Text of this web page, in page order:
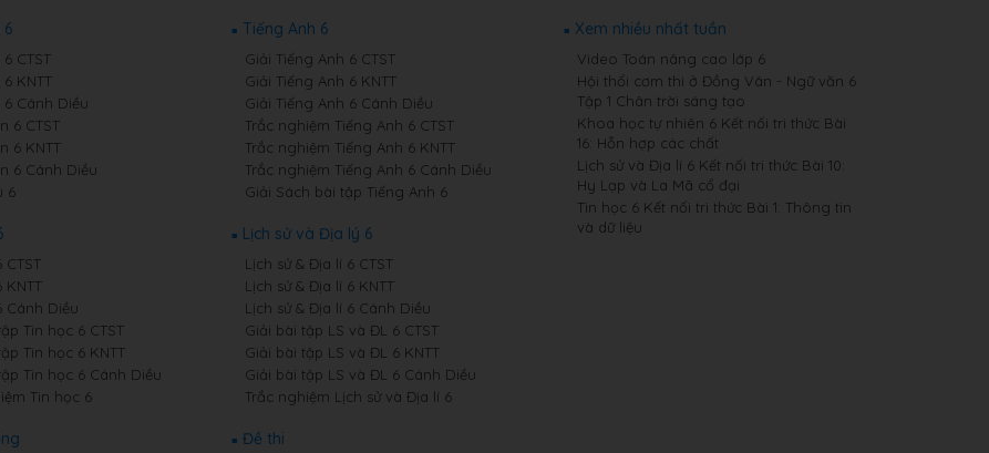
6
CTST
KNTT
Cánh Diều
6 CTST
6 KNTT
6 Cánh Diều
6
Tiếng Anh 6
Giải Tiếng Anh 6 CTST
Giải Tiếng Anh 6 KNTT
Giải Tiếng Anh 6 Cánh Diều
Trắc nghiệm Tiếng Anh 6 CTST
Trắc nghiệm Tiếng Anh 6 KNTT
Trắc nghiệm Tiếng Anh 6 Cánh Diều
Giải Sách bài tập Tiếng Anh 6
CTST
KNTT
Cánh Diều
Tin học 6 CTST
Tin học 6 KNTT
Tin học 6 Cánh Diều
Tin học 6
Lịch sử và Địa lý 6
Lịch sử & Địa lí 6 CTST
Lịch sử & Địa lí 6 KNTT
Lịch sử & Địa lí 6 Cánh Diều
Giải bài tập LS và ĐL 6 CTST
Giải bài tập LS và ĐL 6 KNTT
Giải bài tập LS và ĐL 6 Cánh Diều
Trắc nghiệm Lịch sử và Địa lí 6
Đề thi
Xem nhiều nhất tuần
Video Toán nâng cao lớp 6
Hội thổi cơm thi ở Đồng Vân - Ngữ văn 6
Tập 1 Chân trời sáng tạo
Khoa học tự nhiên 6 Kết nối tri thức Bài
16: Hỗn hợp các chất
Lịch sử và Địa lí 6 Kết nối tri thức Bài 10:
Hy Lạp và La Mã cổ đại
Tin học 6 Kết nối tri thức Bài 1: Thông tin
và dữ liệu